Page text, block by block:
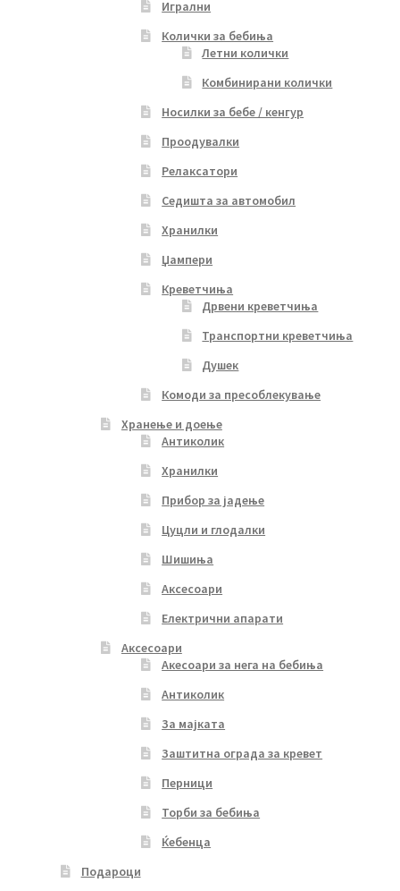
Игрални
Колички за бебиња
Летни колички
Комбинирани колички
Носилки за бебе / кенгур
Проодувалки
Релаксатори
Седишта за автомобил
Хранилки
Џампери
Креветчиња
Дрвени креветчиња
Транспортни креветчиња
Душек
Комоди за пресоблекување
Хранење и доење
Антиколик
Хранилки
Прибор за јадење
Цуцли и глодалки
Шишиња
Аксесоари
Електрични апарати
Аксесоари
Акесоари за нега на бебиња
Антиколик
За мајката
Заштитна ограда за кревет
Перници
Торби за бебиња
Ќебенца
Подароци